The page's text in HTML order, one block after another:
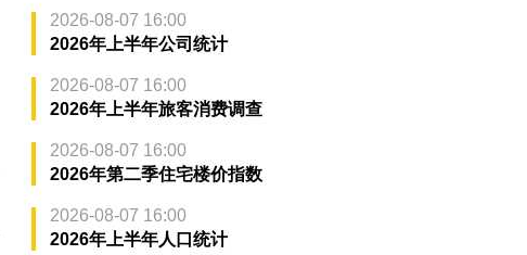
2026-08-07 16:00
2026年上半年公司统计
2026-08-07 16:00
2026年上半年旅客消费调查
2026-08-07 16:00
2026年第二季住宅楼价指数
2026-08-07 16:00
2026年上半年人口统计